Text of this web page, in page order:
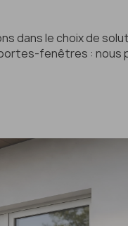
dans le choix de
fenêtres : nous